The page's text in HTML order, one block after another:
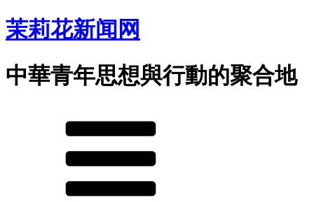
茉莉花新闻网
中華青年思想與行動的聚合地